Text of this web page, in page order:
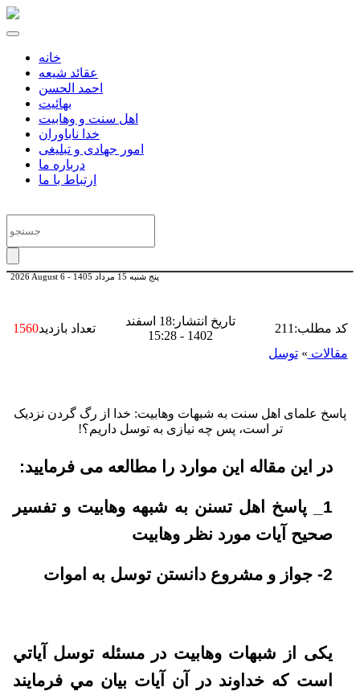
خانه
عقائد شیعه
احمد الحسن
بهائیت
اهل سنت و وهابیت
خدا ناباوران
امور جهادی و تبلیغی
درباره ما
ارتباط با ما
2026 August 6 - پنج شنبه 15 مرداد 1405
کد مطلب:211
تاریخ انتشار:18 اسفند
1402 - 15:28
تعداد بازدید1560
مقالات »توسل
پاسخ علمای اهل سنت به شبهات وهابیت: خدا از رگ گردن نزدیک
تر است، پس چه نیازی به توسل داریم؟!
در این مقاله این موارد را مطالعه می فرمایید:
1_ پاسخ اهل تسنن به شبهه وهابیت و تفسیر
صحیح آیات مورد نظر وهابیت
2- جواز و مشروع دانستن توسل به اموات
یکی از شبهات وهابیت در مسئله توسل آياتي
است که خداوند در آن آيات بيان مي فرمايند